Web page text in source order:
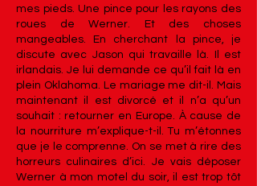
mes pieds. Une pince pour les rayons des
roues de Werner. Et des choses
mangeables. En cherchant la pince, je
discute avec Jason qui travaille là. Il est
irlandais. Je lui demande ce qu’il fait là en
plein Oklahoma. Le mariage me dit-il. Mais
maintenant il est divorcé et il n’a qu’un
souhait : retourner en Europe. À cause de
la nourriture m’explique-t-il. Tu m’étonnes
que je le comprenne. On se met à rire des
horreurs culinaires d’ici. Je vais déposer
Werner à mon motel du soir, il est trop tôt